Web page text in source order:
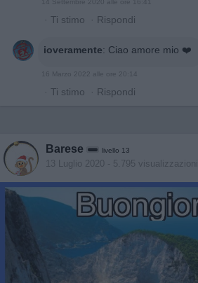
· Ti stimo · Rispondi
ioveramente: Ciao amore mio ❤️
16 Marzo 2022 alle ore 20:14
· Ti stimo · Rispondi
Barese livello 13
13 Luglio 2020 - 5.795 visualizzazioni